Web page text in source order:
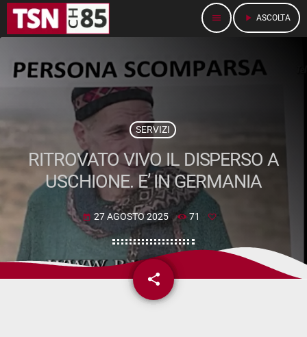
menu play_arrow ASCOLTA
SERVIZI
RITROVATO VIVO IL DISPERSO A
USCHIONE. E’ IN GERMANIA
today 27 AGOSTO 2025 71
share
email